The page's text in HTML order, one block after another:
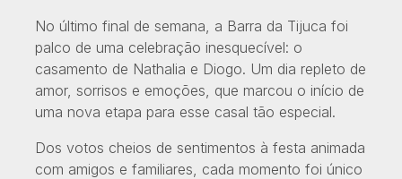
No último final de semana, a Barra da Tijuca foi
palco de uma celebração inesquecível: o
casamento de Nathalia e Diogo. Um dia repleto de
amor, sorrisos e emoções, que marcou o início de
uma nova etapa para esse casal tão especial.
Dos votos cheios de sentimentos à festa animada
com amigos e familiares, cada momento foi único